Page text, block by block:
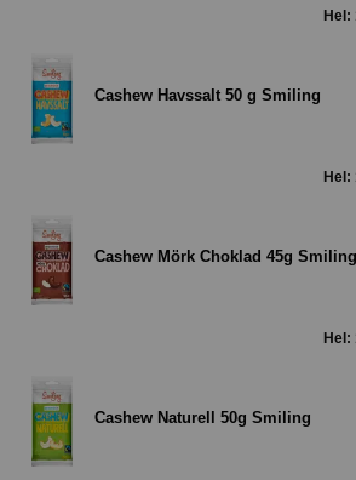
Hel:
Cashew Havssalt 50 g Smiling
Hel:
Cashew Mörk Choklad 45g Smiling
Hel:
Cashew Naturell 50g Smiling